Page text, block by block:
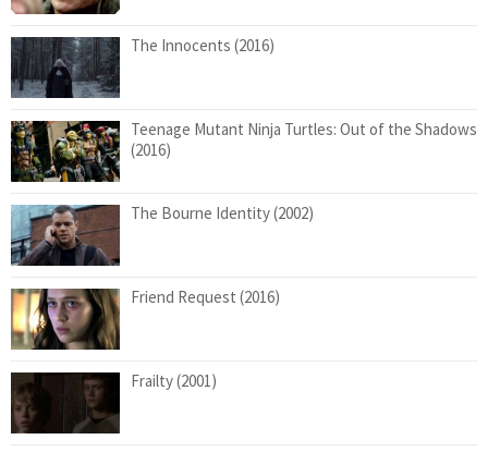
The Innocents (2016)
Teenage Mutant Ninja Turtles: Out of the Shadows
(2016)
The Bourne Identity (2002)
Friend Request (2016)
Frailty (2001)